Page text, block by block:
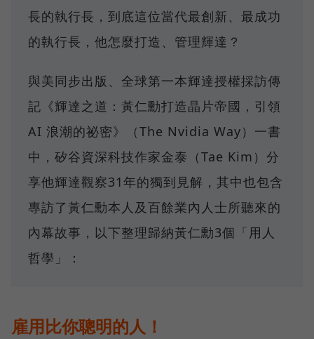
長的執行長，到底這位當代最創新、最成功
的執行長，他怎麼打造、管理輝達？
與美同步出版、全球第一本輝達授權採訪傳
記《輝達之道：黃仁勳打造晶片帝國，引領
AI 浪潮的祕密》（The Nvidia Way）一書
中，矽谷資深科技作家金泰（Tae Kim）分
享他輝達觀察31年的獨到見解，其中也包含
專訪了黃仁勳本人及百餘業內人士所聽來的
內幕故事，以下整理歸納黃仁勳3個「用人
哲學」：
雇用比你聰明的人！